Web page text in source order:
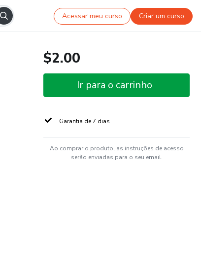
Acessar meu curso Criar um curso
$2.00
Ir para o carrinho
Garantia de 7 dias
Ao comprar o produto, as instruções de acesso
serão enviadas para o seu email.